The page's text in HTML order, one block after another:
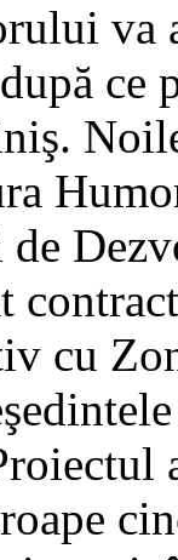
va
ce
cu